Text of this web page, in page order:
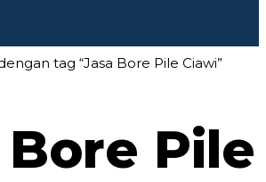
tag “Jasa Bore Pile Ciawi”
Bore Pile